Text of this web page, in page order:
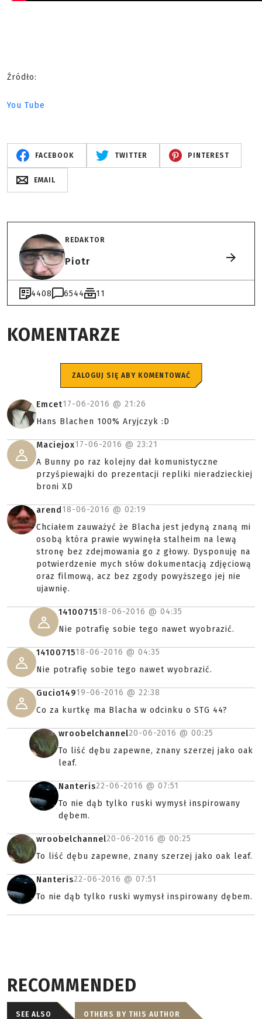
Źródło:
You Tube
FACEBOOK TWITTER PINTEREST
EMAIL
REDAKTOR
Piotr
4408 6544 11
KOMENTARZE
ZALOGUJ SIĘ ABY KOMENTOWAĆ
Emcet17-06-2016 @ 21:26
Hans Blachen 100% Aryjczyk :D
Maciejox17-06-2016 @ 23:21
A Bunny po raz kolejny dał komunistyczne
przyśpiewajki do prezentacji repliki nieradzieckiej
broni XD
arend 18-06-2016 @ 02:19
Chciałem zauważyć że Blacha jest jedyną znaną mi
osobą która prawie wywinęła stalheim na lewą
stronę bez zdejmowania go z głowy. Dysponuję na
potwierdzenie mych słów dokumentacją zdjęciową
oraz filmową, acz bez zgody powyższego jej nie
ujawnię.
1410071518-06-2016 @ 04:35
Nie potrafię sobie tego nawet wyobrazić.
1410071518-06-2016 @ 04:35
Nie potrafię sobie tego nawet wyobrazić.
Gucio14919-06-2016 @ 22:38
Co za kurtkę ma Blacha w odcinku o STG 44?
wroobelchannel20-06-2016 @ 00:25
To liść dębu zapewne, znany szerzej jako oak
leaf.
Nanteris22-06-2016 @ 07:51
To nie dąb tylko ruski wymysł inspirowany
dębem.
wroobelchannel20-06-2016 @ 00:25
To liść dębu zapewne, znany szerzej jako oak leaf.
Nanteris22-06-2016 @ 07:51
To nie dąb tylko ruski wymysł inspirowany dębem.
RECOMMENDED
SEE ALSO OTHERS BY THIS AUTHOR